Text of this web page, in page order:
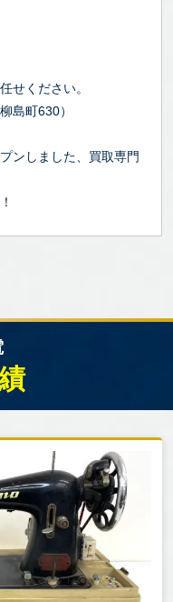
せください。
島町630）
ンしました、買取専門